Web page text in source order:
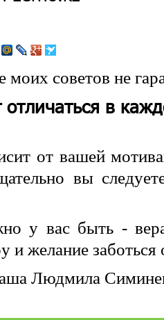
моих советов не
отличаться в
от вашей
вы
у вас быть -
и желание заботься
Людмила